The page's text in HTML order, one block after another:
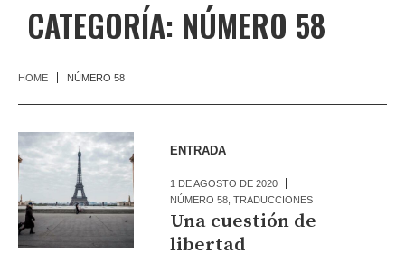
CATEGORÍA: NÚMERO 58
HOME NÚMERO 58
ENTRADA
1 DE AGOSTO DE 2020
NÚMERO 58 ,TRADUCCIONES
Una cuestión de
libertad